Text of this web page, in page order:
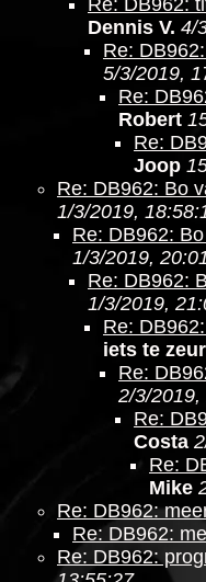
Re: DB962:
Dennis V. 4/
Re:
5/3/2019,
Re:
Robert
Re:
Joop
Re: DB962: Bo
1/3/2019,
Re: DB962:
1/3/2019,
Re: DB962:
1/3/2019,
Re:
iets te
Re:
2/3/2019,
Re:
Costa
Re:
Mike
Re: DB962:
Re: DB962:
Re: DB962: